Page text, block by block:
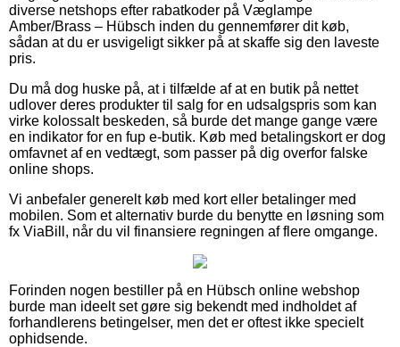
diverse netshops efter rabatkoder på Væglampe
Amber/Brass – Hübsch inden du gennemfører dit køb,
sådan at du er usvigeligt sikker på at skaffe sig den laveste
pris.
Du må dog huske på, at i tilfælde af at en butik på nettet
udlover deres produkter til salg for en udsalgspris som kan
virke kolossalt beskeden, så burde det mange gange være
en indikator for en fup e-butik. Køb med betalingskort er dog
omfavnet af en vedtægt, som passer på dig overfor falske
online shops.
Vi anbefaler generelt køb med kort eller betalinger med
mobilen. Som et alternativ burde du benytte en løsning som
fx ViaBill, når du vil finansiere regningen af flere omgange.
Forinden nogen bestiller på en Hübsch online webshop
burde man ideelt set gøre sig bekendt med indholdet af
forhandlerens betingelser, men det er oftest ikke specielt
ophidsende.